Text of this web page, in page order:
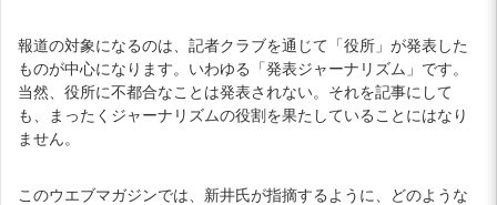
報道の対象になるのは、記者クラブを通じて「役所」が発表した
ものが中心になります。いわゆる「発表ジャーナリズム」です。
当然、役所に不都合なことは発表されない。それを記事にして
も、まったくジャーナリズムの役割を果たしていることにはなり
ません。
このウエブマガジンでは、新井氏が指摘するように、どのような